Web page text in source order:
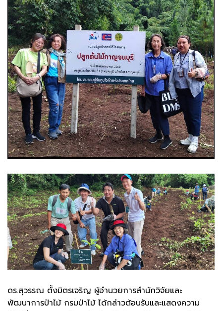
ดร.สุวรรณ ตั้งมิตรเจริญ ผู้อำนวยการสำนักวิจัยและ
พัฒนาการป่าไม้ กรมป่าไม้ ได้กล่าวต้อนรับและแสดงความ